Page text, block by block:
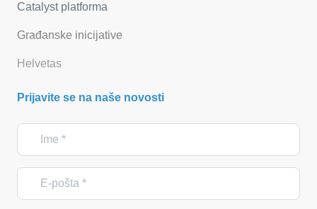
Catalyst platforma
Građanske inicijative
Helvetas
Prijavite se na naše novosti